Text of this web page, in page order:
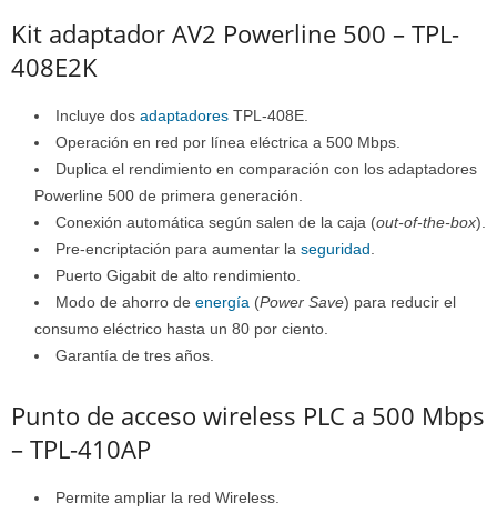
Kit adaptador AV2 Powerline 500 – TPL-
408E2K
Incluye dos adaptadores TPL-408E.
Operación en red por línea eléctrica a 500 Mbps.
Duplica el rendimiento en comparación con los adaptadores
Powerline 500 de primera generación.
Conexión automática según salen de la caja (out-of-the-box).
Pre-encriptación para aumentar la seguridad
Puerto Gigabit de alto rendimiento.
Modo de ahorro de energía (Power Save) para reducir el
consumo eléctrico hasta un 80 por ciento.
Garantía de tres años.
Punto de acceso wireless PLC a 500 Mbps
– TPL-410AP
Permite ampliar la red Wireless.